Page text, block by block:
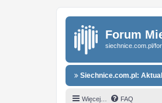
Forum
siechnice.com.pl/
Siechnice.com.pl:
Więcej… FAQ